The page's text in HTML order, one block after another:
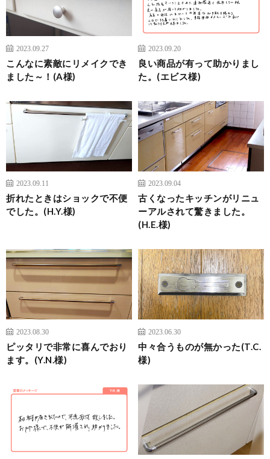
2023.09.27
こんなに素敵にリメイクでき
ました～！(A様)
2023.09.20
良い商品が有って助かりまし
た。(エビス様)
2023.09.11
折れたときはショックで不便
でした。(H.Y.様)
2023.09.04
古くなったキッチンがリニュ
ーアルされて驚きました。
(H.E.様)
2023.08.30
ピッタリで非常に喜んでおり
ます。(Y.N.様)
2023.06.30
中々合うものが無かった(T.C.
様)